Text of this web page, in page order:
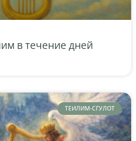
в течение дней
ТЕИЛИМ-СГУЛОТ